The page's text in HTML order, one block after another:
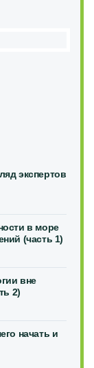
экспертов
в море
(часть 1)
вне
2)
начать и